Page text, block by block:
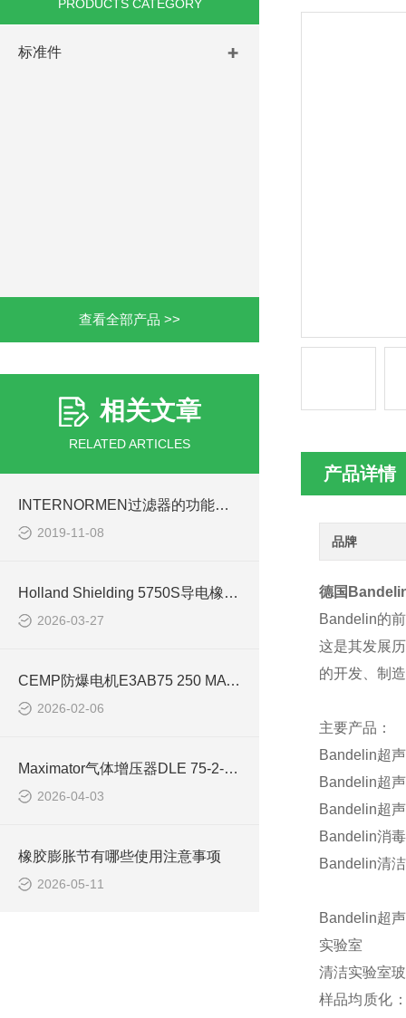
PRODUCTS CATEGORY
标准件
查看全部产品 >>
相关文章
RELATED ARTICLES
INTERNORMEN过滤器的功能分类
2019-11-08
Holland Shielding 5750S导电橡胶适配精密电子
2026-03-27
CEMP防爆电机E3AB75 250 MA 4适用于冶金行业
2026-02-06
Maximator气体增压器DLE 75-2-NN用于反应釜加压
2026-04-03
橡胶膨胀节有哪些使用注意事项
2026-05-11
产品详情
品牌
德国
Bandelin的
这是其发展
的开发、制
主要产品 ：
Bandelin超
Bandelin超
Bandelin超
Bandelin消
Bandelin清
Bandelin超
实验室
清洁实验室
样品均质化